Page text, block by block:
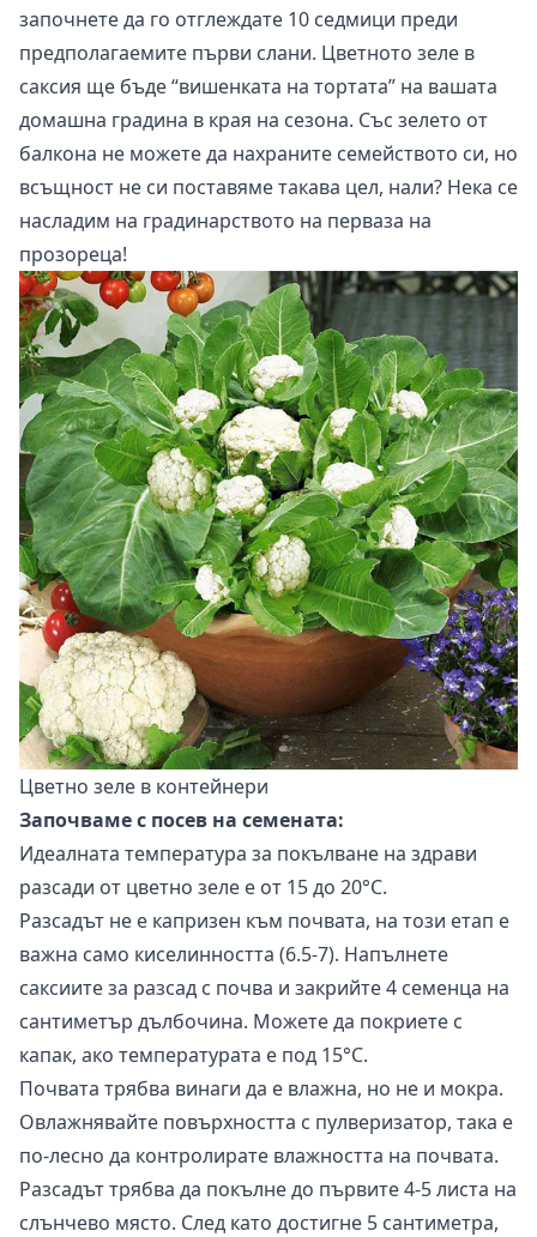
започнете да го отглеждате 10 седмици преди
предполагаемите първи слани. Цветното зеле в
саксия ще бъде “вишенката на тортата” на вашата
домашна градина в края на сезона. Със зелето от
балкона не можете да нахраните семейството си, но
всъщност не си поставяме такава цел, нали? Нека се
насладим на градинарството на перваза на
прозореца!
Цветно зеле в контейнери
Започваме с посев на семената:
Идеалната температура за покълване на здрави
разсади от цветно зеле е от 15 до 20°С.
Разсадът не е капризен към почвата, на този етап е
важна само киселинността (6.5-7). Напълнете
саксиите за разсад с почва и закрийте 4 семенца на
сантиметър дълбочина. Можете да покриете с
капак, ако температурата е под 15°С.
Почвата трябва винаги да е влажна, но не и мокра.
Овлажнявайте повърхността с пулверизатор, така е
по-лесно да контролирате влажността на почвата.
Разсадът трябва да покълне до първите 4-5 листа на
слънчево място. След като достигне 5 сантиметра,